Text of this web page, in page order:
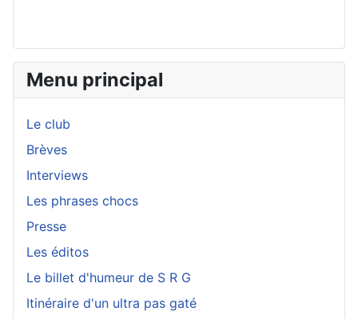
Menu principal
Le club
Brèves
Interviews
Les phrases chocs
Presse
Les éditos
Le billet d'humeur de S R G
Itinéraire d'un ultra pas gaté